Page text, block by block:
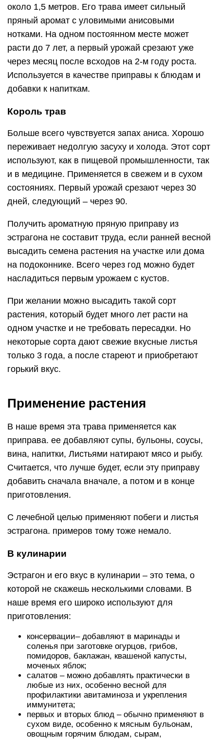
около 1,5 метров. Его трава имеет сильный
пряный аромат с уловимыми анисовыми
нотками. На одном постоянном месте может
расти до 7 лет, а первый урожай срезают уже
через месяц после всходов на 2-м году роста.
Используется в качестве приправы к блюдам и
добавки к напиткам.
Король трав
Больше всего чувствуется запах аниса. Хорошо
переживает недолгую засуху и холода. Этот сорт
используют, как в пищевой промышленности, так
и в медицине. Применяется в свежем и в сухом
состояниях. Первый урожай срезают через 30
дней, следующий – через 90.
Получить ароматную пряную приправу из
эстрагона не составит труда, если ранней весной
высадить семена растения на участке или дома
на подоконнике. Всего через год можно будет
насладиться первым урожаем с кустов.
При желании можно высадить такой сорт
растения, который будет много лет расти на
одном участке и не требовать пересадки. Но
некоторые сорта дают свежие вкусные листья
только 3 года, а после стареют и приобретают
горький вкус.
Применение растения
В наше время эта трава применяется как
приправа. ее добавляют супы, бульоны, соусы,
вина, напитки, Листьями натирают мясо и рыбу.
Считается, что лучше будет, если эту приправу
добавить сначала вначале, а потом и в конце
приготовления.
С лечебной целью применяют побеги и листья
эстрагона. примеров тому тоже немало.
В кулинарии
Эстрагон и его вкус в кулинарии – это тема, о
которой не скажешь несколькими словами. В
наше время его широко используют для
приготовления:
консервации– добавляют в маринады и
соленья при заготовке огурцов, грибов,
помидоров, баклажан, квашеной капусты,
моченых яблок;
салатов – можно добавлять практически в
любые из них, особенно весной для
профилактики авитаминоза и укрепления
иммунитета;
первых и вторых блюд – обычно применяют в
сухом виде, особенно к мясным бульонам,
овощным горячим блюдам, сырам,